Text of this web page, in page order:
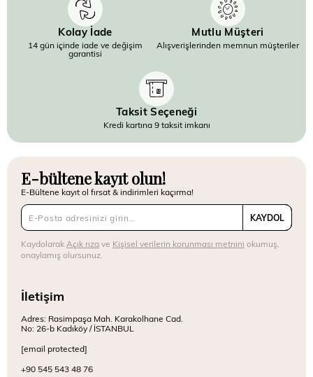
Kolay İade
14 gün içinde iade ve değişim
garantisi
Mutlu Müşteri
Alışverişlerinden memnun müşteriler
Taksit Seçeneği
Kredi kartına 9 taksit imkanı
E-bültene kayıt olun!
E-Bültene kayıt ol fırsat & indirimleri kaçırma!
KAYDOL
Kaydolarak Açık rızave Kişisel verilerin korunması metnini okumuş,
onaylamış olursunuz.
İletişim
Adres: Rasimpaşa Mah. Karakolhane Cad.
No: 26-b Kadıköy / İSTANBUL
[email protected]
+90 545 543 48 76